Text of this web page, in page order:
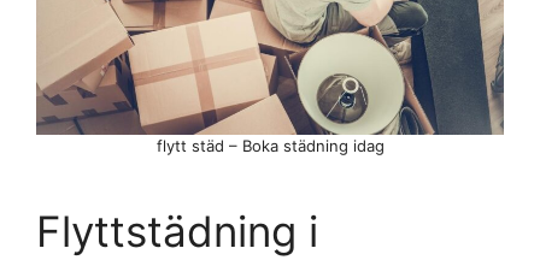
Flyttstädning i
flytt städ – Boka städning idag